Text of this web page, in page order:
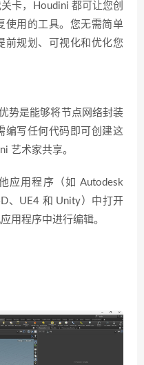
卡，Houdini 都可让您创
使用的工具。您无需简单
前规划、可视化和优化您
势是能够将节点网络封装
编写任何代码即可创建这
艺术家共享。
应用程序（如 Autodesk
、UE4 和 Unity）中打开
用程序中进行编辑。